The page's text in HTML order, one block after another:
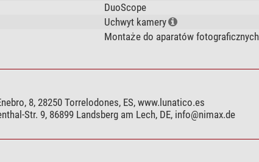
DuoScope
Uchwyt kamery
Montaże do aparatów fotograficznych
8, 28250 Torrelodones, ES, www.lunatico.es
Str. 9, 86899 Landsberg am Lech, DE, info@nimax.de